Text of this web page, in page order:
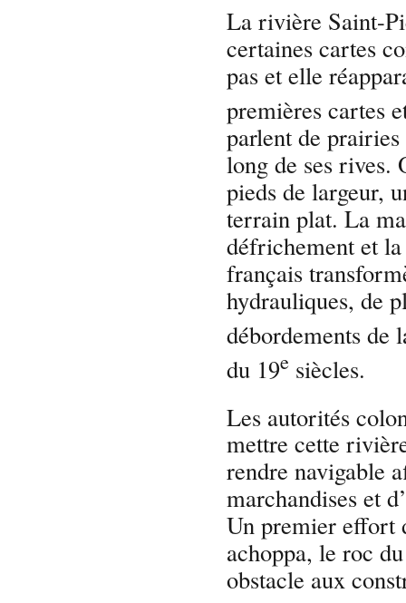
La rivière Saint-
certaines cartes
pas et elle
premières cartes
parlent de prairies
long de ses rives.
pieds de largeur,
terrain plat. La
défrichement et
français
hydrauliques, de
débordements de
du 19e siècles.
Les autorités
mettre cette
rendre navigable
marchandises et
Un premier effort
achoppa, le roc
obstacle aux